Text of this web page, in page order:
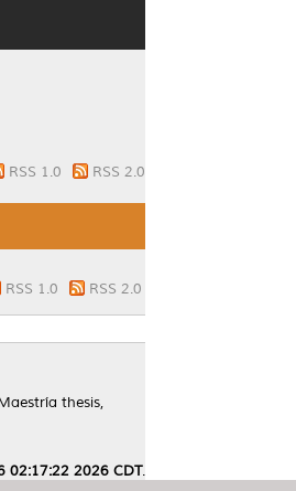
RSS 1.0 RSS 2.0
RSS 1.0 RSS 2.0
thesis,
02:17:22 2026 CDT.